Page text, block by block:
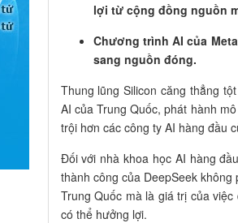
lợi từ cộng đồng nguồn
Chương trình AI của
sang nguồn đóng.
Thung lũng Silicon căng thẳng
AI của Trung Quốc, phát hành
trội hơn các công ty AI hàng đầu
Đối với nhà khoa học AI hàng
thành công của DeepSeek
Trung Quốc mà là giá trị của việc
có thể hưởng lợi.